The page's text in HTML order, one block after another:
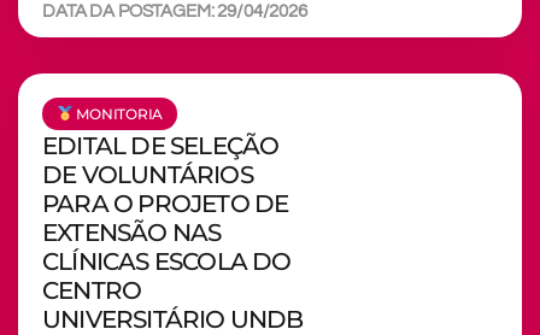
DATA DA POSTAGEM: 29/04/2026
MONITORIA
EDITAL DE SELEÇÃO
DE VOLUNTÁRIOS
PARA O PROJETO DE
EXTENSÃO NAS
CLÍNICAS ESCOLA DO
CENTRO
UNIVERSITÁRIO UNDB